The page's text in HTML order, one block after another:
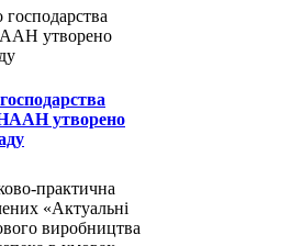
НААН утворено